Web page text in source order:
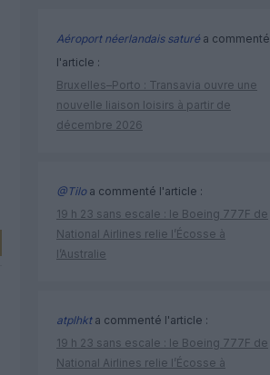
Aéroport néerlandais saturéa commenté
l'article :
Bruxelles–Porto : Transavia ouvre une
nouvelle liaison loisirs à partir de
décembre 2026
@Tiloa commenté l'article :
19 h 23 sans escale : le Boeing 777F de
National Airlines relie l’Écosse à
l’Australie
atplhkta commenté l'article :
19 h 23 sans escale : le Boeing 777F de
National Airlines relie l’Écosse à